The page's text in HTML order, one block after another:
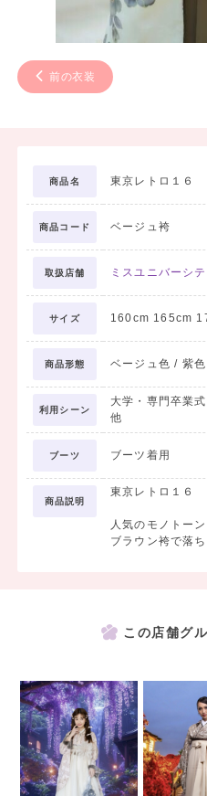
前の衣装
商品名 東京レトロ１６
商品コード ベージュ袴
取扱店舗 ミスユニバーシ
サイズ 160cm 165cm
商品形態 ベージュ色 / 紫
利用シーン
大学・専門卒業
他
ブーツ ブーツ着用
商品説明
東京レトロ１６
人気のモノトーン
ブラウン袴で落
この店舗グ